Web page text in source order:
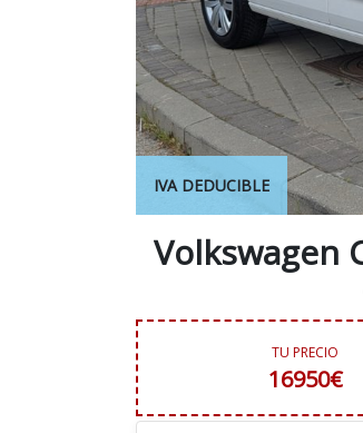
IVA DEDUCIBLE
TU PRECIO
16950€